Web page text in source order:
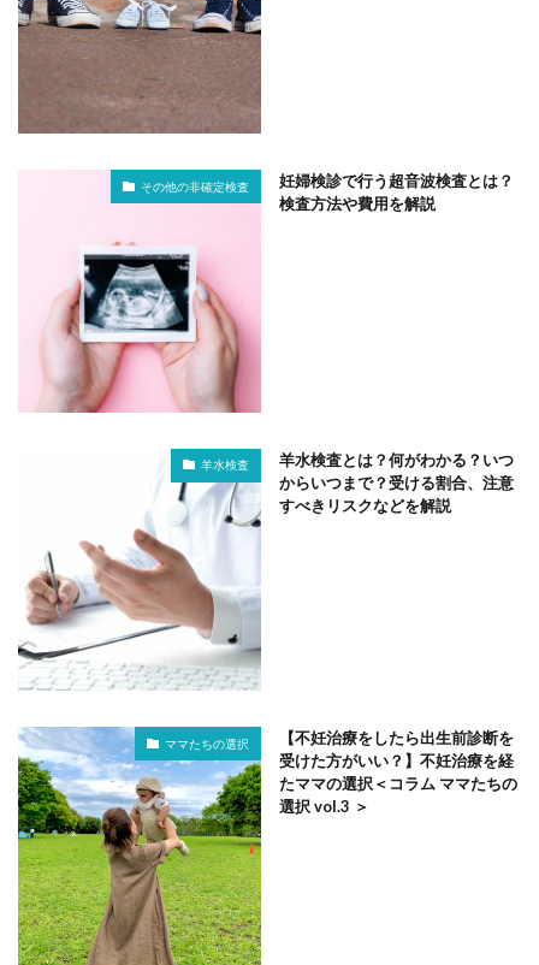
その他の非確定検査
妊婦検診で行う超音波検査とは？
検査方法や費用を解説
羊水検査
羊水検査とは？何がわかる？いつ
からいつまで？受ける割合、注意
すべきリスクなどを解説
ママたちの選択
【不妊治療をしたら出生前診断を
受けた方がいい？】不妊治療を経
たママの選択＜コラム ママたちの
選択 vol.3 ＞